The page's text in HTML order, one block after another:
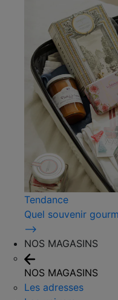
Tendance
Quel souvenir
⟶
NOS MAGASINS
NOS MAGASINS
Les adresses